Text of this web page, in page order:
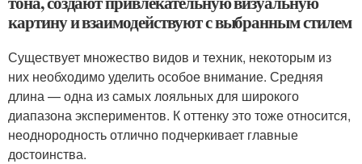
картину и взаимодействуют с выбранным стилем
Существует множество видов и техник, некоторым из
них необходимо уделить особое внимание. Средняя
длина — одна из самых лояльных для широкого
диапазона экспериментов. К оттенку это тоже относится,
неоднородность отлично подчеркивает главные
достоинства.